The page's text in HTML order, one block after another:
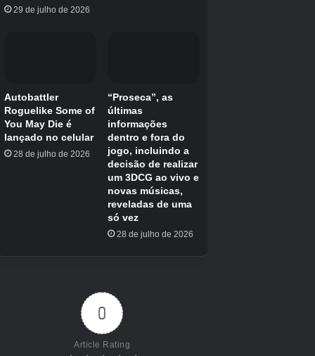
A versão Windows 10 do Minecraft também
/alwaysday
: Remove completamente a noite do jogo,
mantendo o mundo sempre iluminado.
/toggledownfall: Controla as condições climáticas,
permitindo alternar entre chuva e sol.